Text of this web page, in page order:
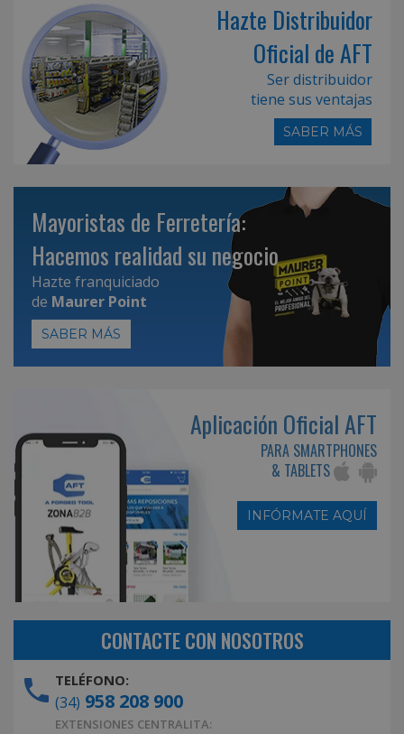
Hazte Distribuidor
Oficial de AFT
Ser distribuidor
tiene sus ventajas
SABER MÁS
Mayoristas de Ferretería:
Hacemos realidad su negocio
Hazte franquiciado
de Maurer Point
SABER MÁS
Aplicación Oficial AFT
PARA SMARTPHONES
& TABLETS
INFÓRMATE AQUÍ
CONTACTE CON NOSOTROS
TELÉFONO:
(34) 958 208 900
EXTENSIONES CENTRALITA: